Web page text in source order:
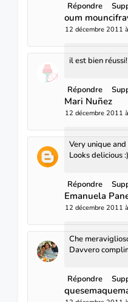
Répondre
oum
12 décembre 2011
il est bien
Répondre
Mari Nuñez
12 décembre 2011
Very unique
Looks delicious :)
Répondre
Emanuela
12 décembre 2011
Che
Davvero
Répondre